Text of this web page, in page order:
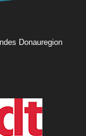
Donauregion